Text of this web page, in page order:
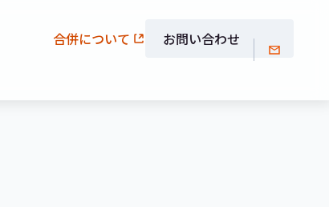
合併について お問い合わせ